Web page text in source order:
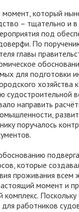
который
– тщательно и
под
По
главы
для подготовки
хозяйства к
судостроительной
направить
поручалось
которые
проживания всем
момент и
комплекс.
работников